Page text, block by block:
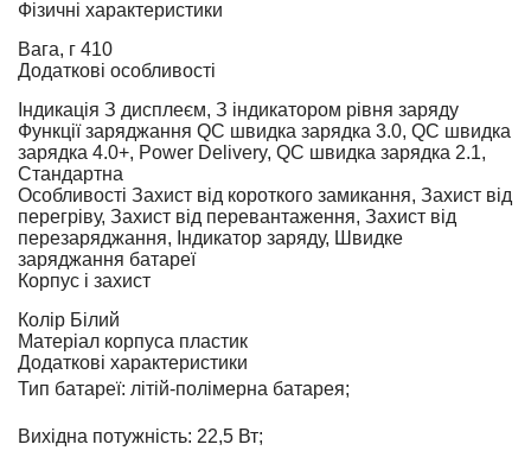
Фізичні характеристики
Вага, г 410
Додаткові особливості
Індикація З дисплеєм, З індикатором рівня заряду
Функції заряджання QC швидка зарядка 3.0, QC швидка
зарядка 4.0+, Power Delivery, QC швидка зарядка 2.1,
Стандартна
Особливості Захист від короткого замикання, Захист від
перегріву, Захист від перевантаження, Захист від
перезаряджання, Індикатор заряду, Швидке
заряджання батареї
Корпус і захист
Колір Білий
Матеріал корпуса пластик
Додаткові характеристики
Тип батареї: літій-полімерна батарея;
Вихідна потужність: 22,5 Вт;